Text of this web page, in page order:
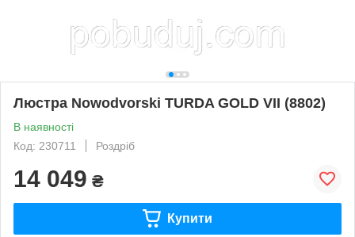
Люстра Nowodvorski TURDA GOLD VII (8802)
В наявності
Код: 230711
Роздріб
14 049 ₴
Купити